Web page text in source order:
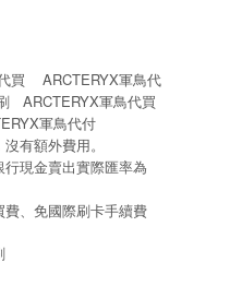
買 ARCTERYX軍鳥代
ARCTERYX軍鳥代買
軍鳥代付
有額外費用。
現金賣出實際匯率為
、免國際刷卡手續費